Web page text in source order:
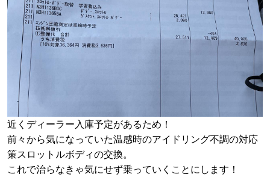
近くディーラー入庫予定があるため！
前々から気になっていた温感時のアイドリング不調の対応
策スロットルボディの交換。
これで治らなきゃ気にせず乗っていくことにします！